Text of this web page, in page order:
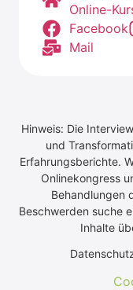
Online-
Face­book
Mail
Hinweis: Die
und
Erfahrungsberichte.
Onlinekongress
Behandlungen
Beschwerden suche
Inhalte